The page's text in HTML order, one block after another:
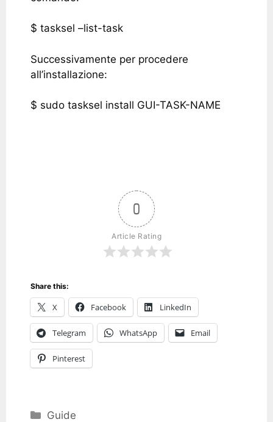
$ tasksel –list-task
Successivamente per procedere
all’installazione:
$ sudo tasksel install GUI-TASK-NAME
0
Article Rating
Share this:
X Facebook LinkedIn
Telegram WhatsApp Email
Pinterest
Categories
Guide